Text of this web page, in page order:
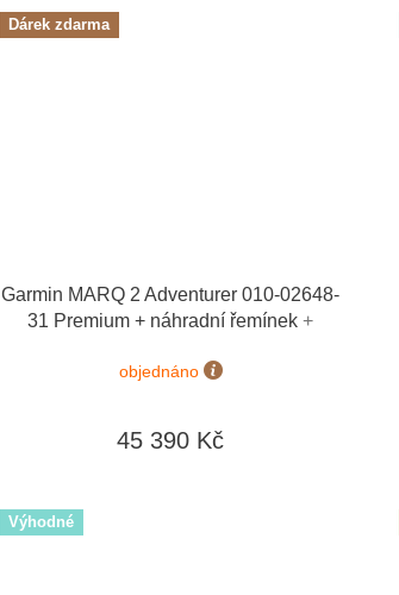
Dárek zdarma
Garmin MARQ 2 Adventurer 010-02648-
31 Premium + náhradní řemínek+
objednáno
45 390 Kč
Výhodné